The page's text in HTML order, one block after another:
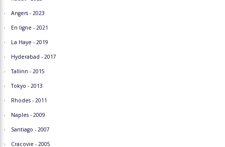
Angers - 2023
En ligne - 2021
La Haye - 2019
Hyderabad - 2017
Tallinn - 2015
Tokyo - 2013
Rhodes - 2011
Naples - 2009
Santiago - 2007
Cracovie - 2005